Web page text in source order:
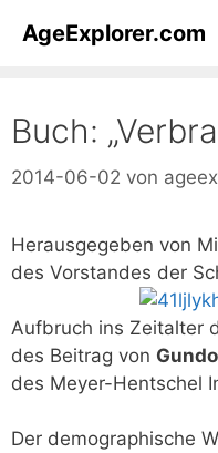
InhaltAgeExplorer.com
Buch:
2014-06-02 von
Herausgegeben von
des Vorstandes der
Aufbruch ins Zeitalter
des Beitrag von
des Meyer-Hentschel
Der demographische